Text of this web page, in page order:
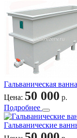
Гальваническая
Цена: 50 000 р.
Подробнее
Гальванические